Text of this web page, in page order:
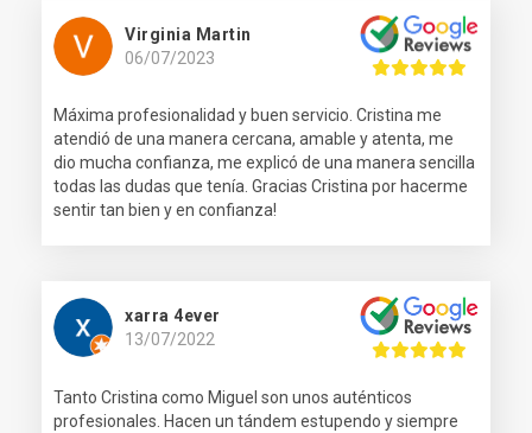
Virginia Martin
06/07/2023
Máxima profesionalidad y buen servicio. Cristina me
atendió de una manera cercana, amable y atenta, me
dio mucha confianza, me explicó de una manera sencilla
todas las dudas que tenía. Gracias Cristina por hacerme
sentir tan bien y en confianza!
xarra 4ever
13/07/2022
Tanto Cristina como Miguel son unos auténticos
profesionales. Hacen un tándem estupendo y siempre